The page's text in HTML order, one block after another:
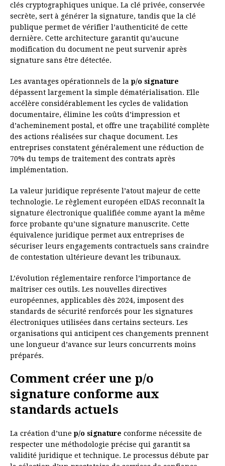
clés cryptographiques unique. La clé privée, conservée
secrète, sert à générer la signature, tandis que la clé
publique permet de vérifier l’authenticité de cette
dernière. Cette architecture garantit qu’aucune
modification du document ne peut survenir après
signature sans être détectée.
Les avantages opérationnels de la p/o signature
dépassent largement la simple dématérialisation. Elle
accélère considérablement les cycles de validation
documentaire, élimine les coûts d’impression et
d’acheminement postal, et offre une traçabilité complète
des actions réalisées sur chaque document. Les
entreprises constatent généralement une réduction de
70% du temps de traitement des contrats après
implémentation.
La valeur juridique représente l’atout majeur de cette
technologie. Le règlement européen eIDAS reconnaît la
signature électronique qualifiée comme ayant la même
force probante qu’une signature manuscrite. Cette
équivalence juridique permet aux entreprises de
sécuriser leurs engagements contractuels sans craindre
de contestation ultérieure devant les tribunaux.
L’évolution réglementaire renforce l’importance de
maîtriser ces outils. Les nouvelles directives
européennes, applicables dès 2024, imposent des
standards de sécurité renforcés pour les signatures
électroniques utilisées dans certains secteurs. Les
organisations qui anticipent ces changements prennent
une longueur d’avance sur leurs concurrents moins
préparés.
Comment créer une p/o
signature conforme aux
standards actuels
La création d’une p/o signature conforme nécessite de
respecter une méthodologie précise qui garantit sa
validité juridique et technique. Le processus débute par